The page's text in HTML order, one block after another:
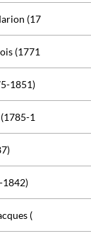
(17
(1771
1851)
1
1842)
(